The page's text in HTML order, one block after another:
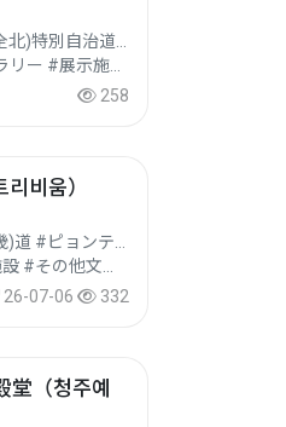
258
비움）
26-07-06 332
堂（청주예